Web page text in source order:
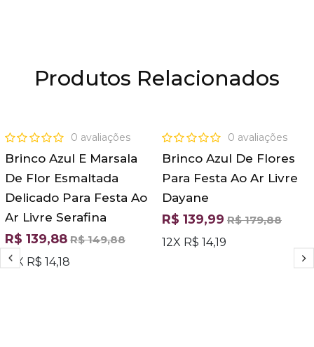
Produtos Relacionados
OFERTA
0 avaliações
Brinco Azul E Marsala
De Flor Esmaltada
Delicado Para Festa Ao
Ar Livre Serafina
R$ 139,88 R$ 149,88
12X R$ 14,18
OFERTA
0 avaliações
Brinco Azul De Flores
Para Festa Ao Ar Livre
Dayane
R$ 139,99 R$ 179,88
12X R$ 14,19